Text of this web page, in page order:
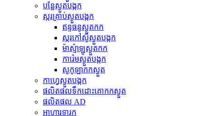
បន្លែស្ងួតបង្កក
ស្ករគ្រាប់ស្ងួតបង្កក
ឥន្ទធនូស្ងួតកក
ស្ករកៅស៊ូស្ងួតបង្កក
ម៉ាស្ម៉ាឡូស្ងួតកក
ការ៉េមស្ងួតបង្កក
សូកូឡាកកស្ងួត
កាហ្វេស្ងួតបង្កក
ផលិតផលទឹកដោះគោកកស្ងួត
ផលិតផល AD
អាហារទារក